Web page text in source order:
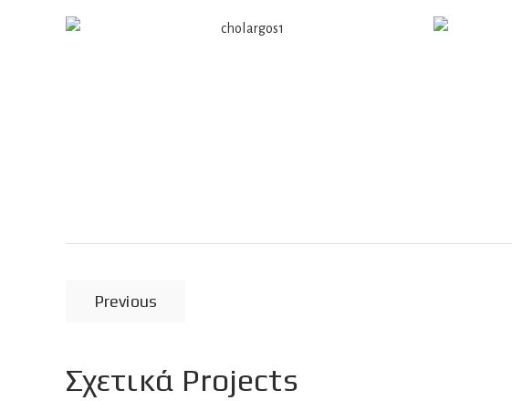
Previous
Σχετικά Projects
Φυσικό Αέριο